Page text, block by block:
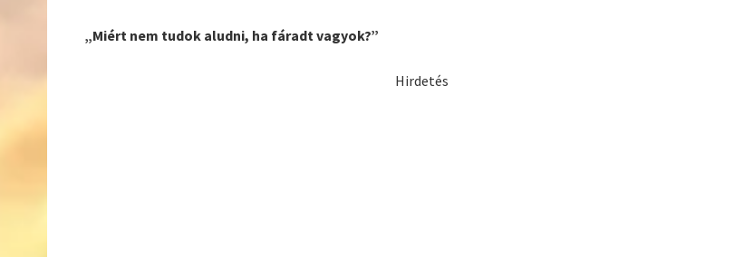
„Miért nem tudok aludni, ha fáradt vagyok?”
Hirdetés